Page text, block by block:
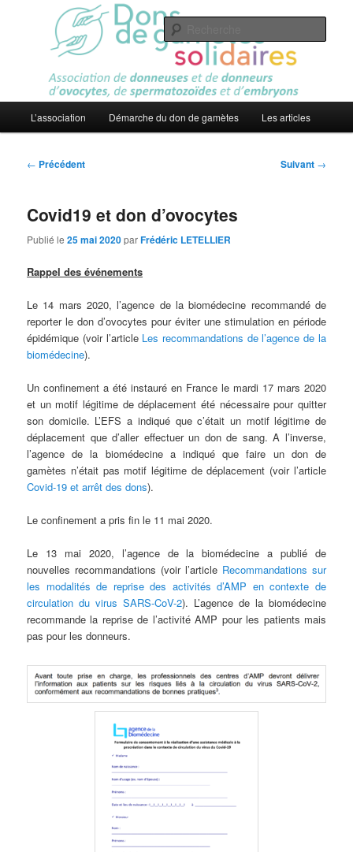
Dons de gamètes solidaires
Association
principal
L’association Démarche du don de gamètes Les articles
Navigation
← Précédent Suivant →
Covid19 et don d’ovocytes
Publié le25 mai 2020parFrédéric LETELLIER
Rappel des événements
Le 14 mars 2020, l’agence de la biomédecine recommandé de
reporter le don d’ovocytes pour éviter une stimulation en période
épidémique (voir l’article Les recommandations de l’agence de la
biomédecine).
Un confinement a été instauré en France le mardi 17 mars 2020
et un motif légitime de déplacement été nécessaire pour quitter
son domicile. L’EFS a indiqué que c’était un motif légitime de
déplacement que d’aller effectuer un don de sang. A l’inverse,
l’agence de la biomédecine a indiqué que faire un don de
gamètes n’était pas motif légitime de déplacement (voir l’article
Covid-19 et arrêt des dons).
Le confinement a pris fin le 11 mai 2020.
Le 13 mai 2020, l’agence de la biomédecine a publié de
nouvelles recommandations (voir l’article Recommandations sur
les modalités de reprise des activités d’AMP en contexte de
circulation du virus SARS-CoV-2). L’agence de la biomédecine
recommande la reprise de l’activité AMP pour les patients mais
pas pour les donneurs.